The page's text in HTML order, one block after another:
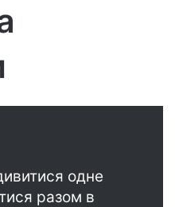
одне
разом в